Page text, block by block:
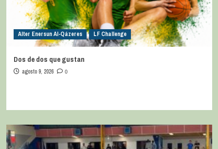
Alter Enersun Al-Qázeres LF Challenge
Dos de dos que gustan
agosto 9, 2026 0